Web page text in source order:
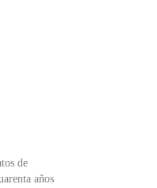
de
años